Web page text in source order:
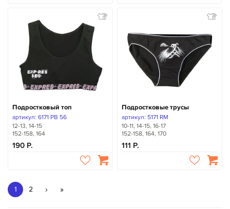
Подростковый топ
артикул: 6171 PB 56
12-13, 14-15
152-158, 164
190
Подростковые трусы
артикул: 5171 RM
10-11, 14-15, 16-17
152-158, 164, 170
111
1 2 › »